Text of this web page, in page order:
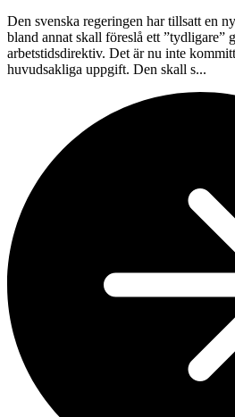
Den svenska regeringen har tillsatt en
bland annat skall föreslå ett ”tydligare”
arbetstidsdirektiv. Det är nu inte
huvudsakliga uppgift. Den skall s...